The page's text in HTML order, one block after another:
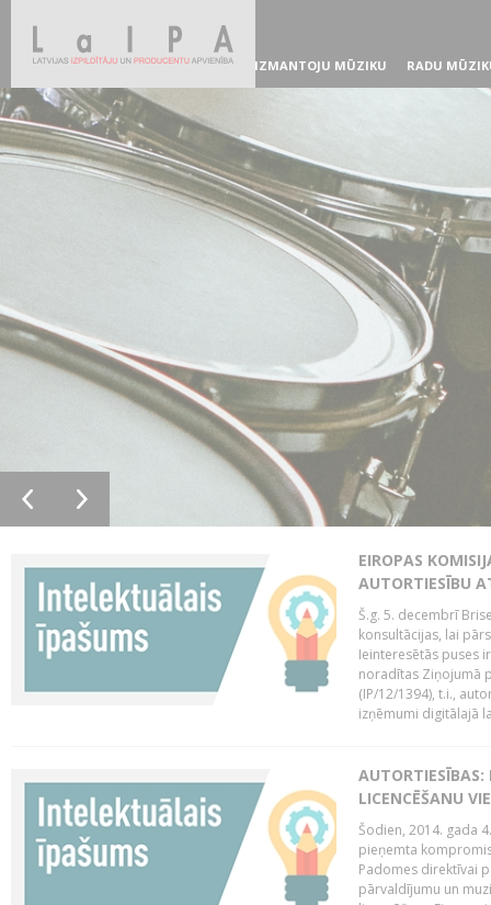
IZMANTOJU MŪZIKU RADU
EIROPAS
AUTORTIESĪBU
Š.g. 5. decembrī
konsultācijas, lai
Ieinteresētās puses
noradītas Ziņojumā
(IP/12/1394), t.i.,
izņēmumi digitālajā
AUTORTIESĪBAS:
LICENCĒŠANU
Šodien, 2014. gada
pieņemta
Padomes direktīvai
pārvaldījumu un